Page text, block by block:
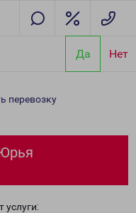
Да Нет
перевозку